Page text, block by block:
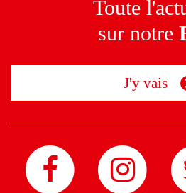
Toute
sur notre
J'y vais